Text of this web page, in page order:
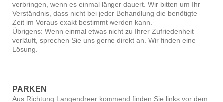
verbringen, wenn es einmal länger dauert. Wir bitten um Ihr
Verständnis, dass nicht bei jeder Behandlung die benötigte
Zeit im Voraus exakt bestimmt werden kann.
Übrigens: Wenn einmal etwas nicht zu Ihrer Zufriedenheit
verläuft, sprechen Sie uns gerne direkt an. Wir finden eine
Lösung.
PARKEN
Aus Richtung Langendreer kommend finden Sie links vor dem